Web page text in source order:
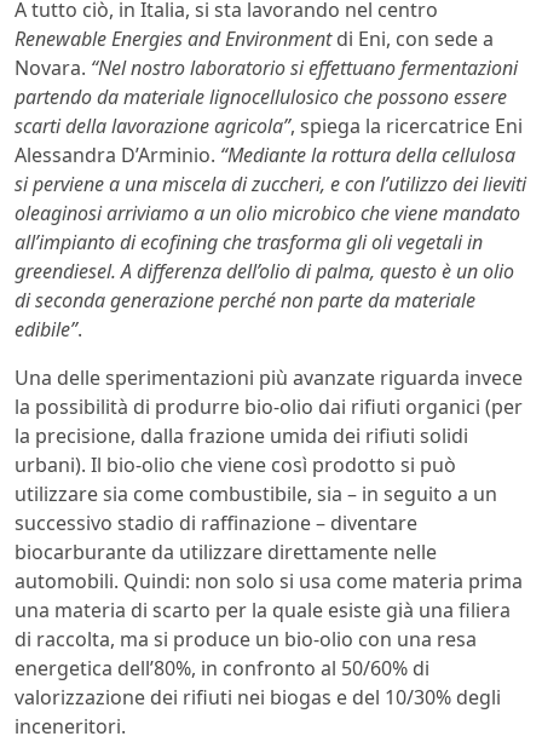
A tutto ciò, in Italia, si sta lavorando nel centro
Renewable Energies and Environmentdi Eni, con sede a
Novara. “Nel nostro laboratorio si effettuano fermentazioni
partendo da materiale lignocellulosico che possono essere
scarti della lavorazione agricola”, spiega la ricercatrice Eni
Alessandra D’Arminio. “Mediante la rottura della cellulosa
si perviene a una miscela di zuccheri, e con l’utilizzo dei lieviti
oleaginosi arriviamo a un olio microbico che viene mandato
all’impianto di ecofining che trasforma gli oli vegetali in
greendiesel. A differenza dell’olio di palma, questo è un olio
di seconda generazione perché non parte da materiale
edibile”.
Una delle sperimentazioni più avanzate riguarda invece
la possibilità di produrre bio-olio dai rifiuti organici (per
la precisione, dalla frazione umida dei rifiuti solidi
urbani). Il bio-olio che viene così prodotto si può
utilizzare sia come combustibile, sia – in seguito a un
successivo stadio di raffinazione – diventare
biocarburante da utilizzare direttamente nelle
automobili. Quindi: non solo si usa come materia prima
una materia di scarto per la quale esiste già una filiera
di raccolta, ma si produce un bio-olio con una resa
energetica dell’80%, in confronto al 50/60% di
valorizzazione dei rifiuti nei biogas e del 10/30% degli
inceneritori.